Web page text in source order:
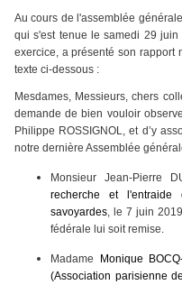
Au cours de l'assemblée
qui s'est tenue le samedi 29 juin
exercice, a présenté son rapport
texte ci-dessous :
Mesdames, Messieurs, chers
demande de bien vouloir
Philippe ROSSIGNOL, et d’y
notre dernière Assemblée
Monsieur Jean-Pierre
recherche et
savoyardes, le 7 juin
fédérale lui soit remise.
Madame Monique
(Association parisienne